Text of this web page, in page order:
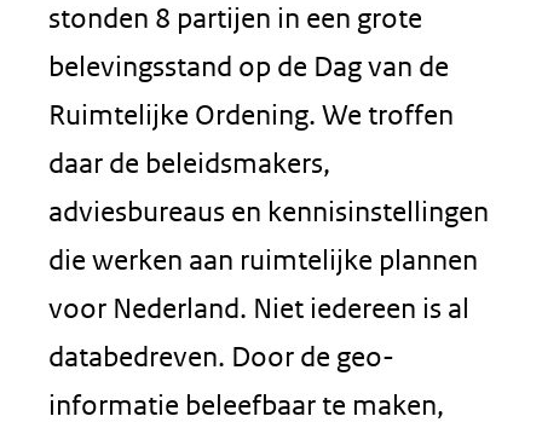
stonden 8 partijen in een grote
belevingsstand op de Dag van de
Ruimtelijke Ordening. We troffen
daar de beleidsmakers,
adviesbureaus en kennisinstellingen
die werken aan ruimtelijke plannen
voor Nederland. Niet iedereen is al
databedreven. Door de geo-
informatie beleefbaar te maken,